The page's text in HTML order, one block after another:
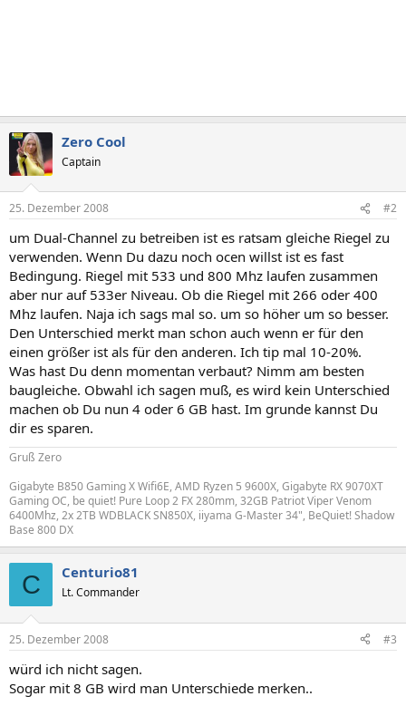
Zero Cool
Captain
25. Dezember 2008 #2
um Dual-Channel zu betreiben ist es ratsam gleiche Riegel zu
verwenden. Wenn Du dazu noch ocen willst ist es fast
Bedingung. Riegel mit 533 und 800 Mhz laufen zusammen
aber nur auf 533er Niveau. Ob die Riegel mit 266 oder 400
Mhz laufen. Naja ich sags mal so. um so höher um so besser.
Den Unterschied merkt man schon auch wenn er für den
einen größer ist als für den anderen. Ich tip mal 10-20%.
Was hast Du denn momentan verbaut? Nimm am besten
baugleiche. Obwahl ich sagen muß, es wird kein Unterschied
machen ob Du nun 4 oder 6 GB hast. Im grunde kannst Du
dir es sparen.
Gruß Zero
Gigabyte B850 Gaming X Wifi6E, AMD Ryzen 5 9600X, Gigabyte RX 9070XT
Gaming OC, be quiet! Pure Loop 2 FX 280mm, 32GB Patriot Viper Venom
6400Mhz, 2x 2TB WDBLACK SN850X, iiyama G-Master 34", BeQuiet! Shadow
Base 800 DX
C Centurio81
Lt. Commander
25. Dezember 2008 #3
würd ich nicht sagen.
Sogar mit 8 GB wird man Unterschiede merken..